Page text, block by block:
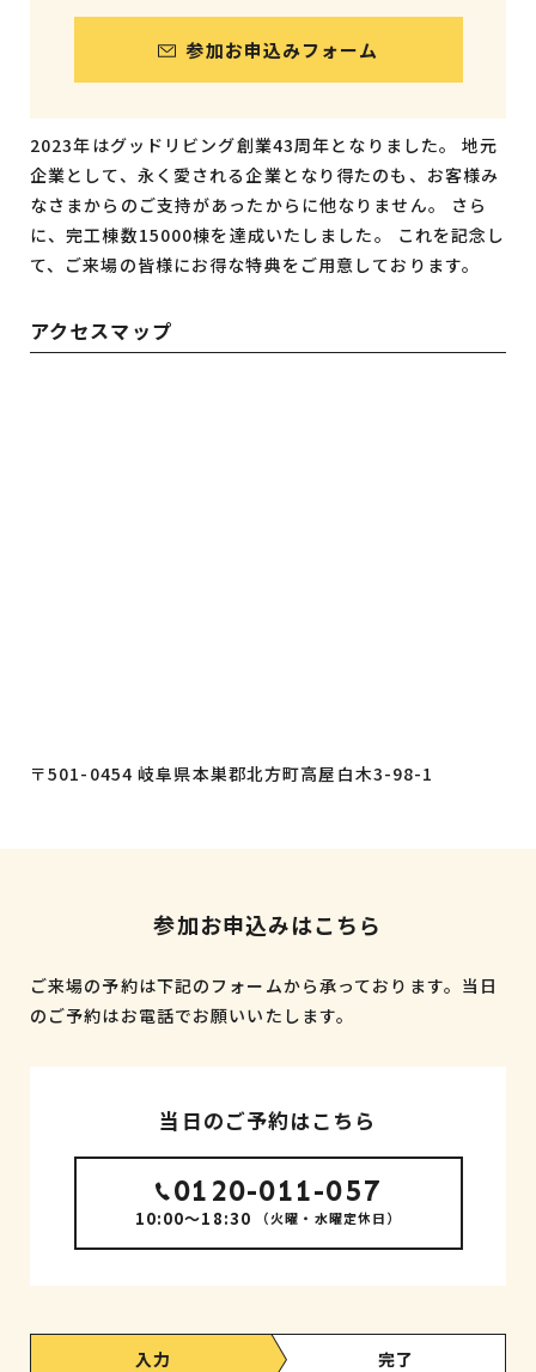
参加お申込みフォーム
2023年はグッドリビング創業43周年となりました。 地元
企業として、永く愛される企業となり得たのも、お客様み
なさまからのご支持があったからに他なりません。 さら
に、完工棟数15000棟を達成いたしました。 これを記念し
て、ご来場の皆様にお得な特典をご用意しております。
アクセスマップ
〒501-0454 岐阜県本巣郡北方町高屋白木3-98-1
参加お申込みはこちら
ご来場の予約は下記のフォームから承っております。 当日
のご予約はお電話でお願いいたします。
当日のご予約はこちら
0120-011-057
10:00～18:30 （火曜・水曜定休日）
入力 完了